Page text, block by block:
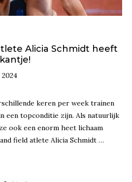
Alicia Schmidt heeft
keren per week trainen
een topconditie zijn. Als natuurlijk
ook een enorm heet lichaam
field atlete Alicia Schmidt …